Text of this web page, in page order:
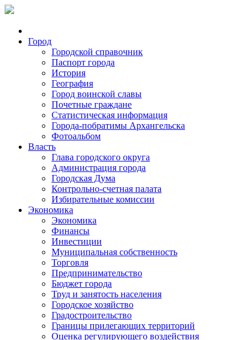
Город
Городской справочник
Паспорт города
История
География
Город воинской славы
Почетные граждане
Статистическая информация
Города-побратимы Архангельска
Фотоальбом
Власть
Глава городского округа
Администрация города
Городская Дума
Контрольно-счетная палата
Избирательные комиссии
Экономика
Экономика
Финансы
Инвестиции
Муниципальная собственность
Торговля
Предпринимательство
Бюджет города
Труд и занятость населения
Городское хозяйство
Градостроительство
Границы прилегающих территорий
Оценка регулирующего воздействия